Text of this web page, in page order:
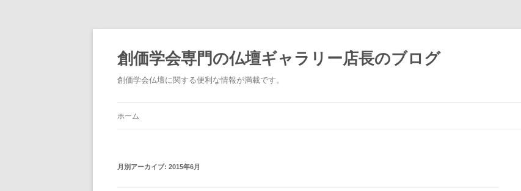
創価学会専門の仏壇ギャラリー店長のブログ
創価学会仏壇に関する便利な情報が満載です。
ホーム
月別アーカイブ: 2015年6月